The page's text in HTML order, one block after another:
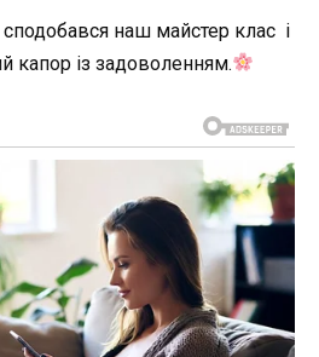
наш майстер клас і
капор із задоволенням.